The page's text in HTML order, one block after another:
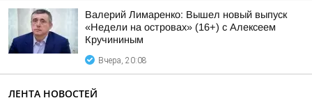
Валерий Лимаренко: Вышел новый выпуск
«Недели на островах» (16+) с Алексеем
Кручининым
Вчера, 20:08
ЛЕНТА НОВОСТЕЙ